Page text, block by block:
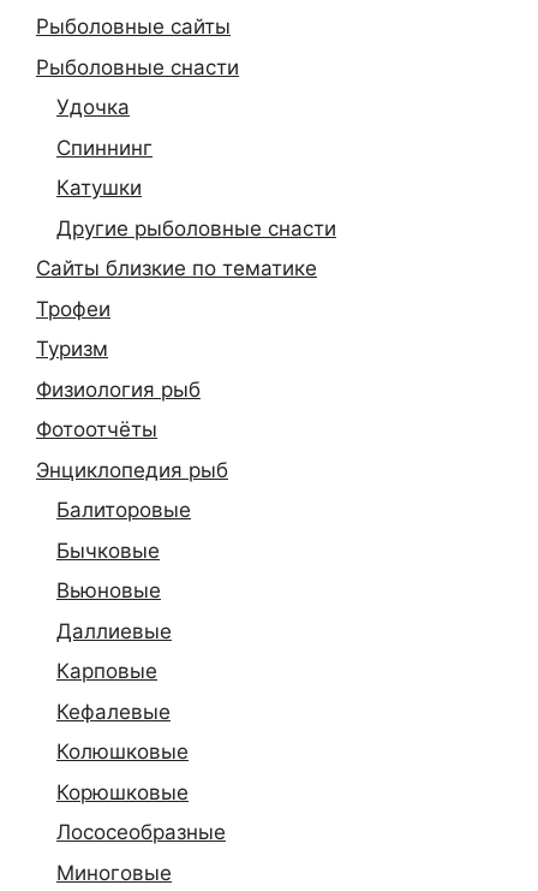
Рыболовные сайты
Рыболовные снасти
Удочка
Спиннинг
Катушки
Другие рыболовные снасти
Сайты близкие по тематике
Трофеи
Туризм
Физиология рыб
Фотоотчёты
Энциклопедия рыб
Балиторовые
Бычковые
Вьюновые
Даллиевые
Карповые
Кефалевые
Колюшковые
Корюшковые
Лососеобразные
Миноговые